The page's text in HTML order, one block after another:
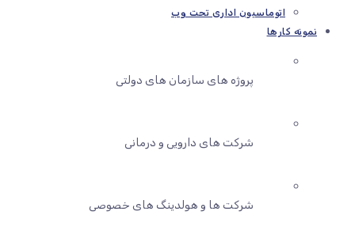
اتوماسیون اداری تحت وب
نمونه کارها
پروژه های سازمان های دولتی
شرکت های دارویی و درمانی
شرکت ها و هولدینگ های خصوصی